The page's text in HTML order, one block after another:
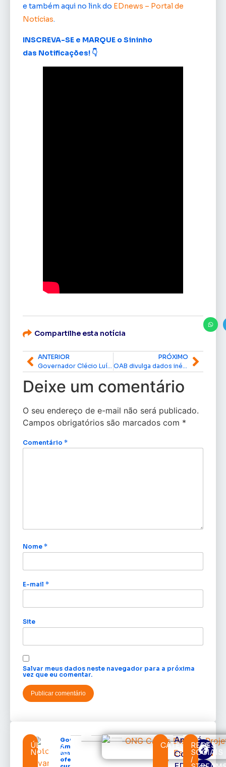
e também aqui no link do EDnews – Portal de
Notícias.
INSCREVA-SE e MARQUE o Sininho
das Notificações! 👇
Compartilhe esta notícia
ANTERIOR
PRÓXIMO
Deixe um comentário
O seu endereço de e-mail não será publicado.
Campos obrigatórios são marcados com *
Comentário *
Nome *
E-mail *
Site
Salvar meus dados neste navegador para a próxima
vez que eu comentar.
ÚLTIMAS
NOTÍCIAS
Governo do
Amapá
amplia
oferta de
CATEGORIAS
Amapá
Cortes
REDES
SOCIAIS
/